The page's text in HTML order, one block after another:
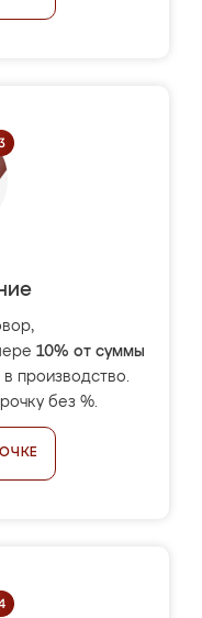
10% от суммы
производство.
без %.